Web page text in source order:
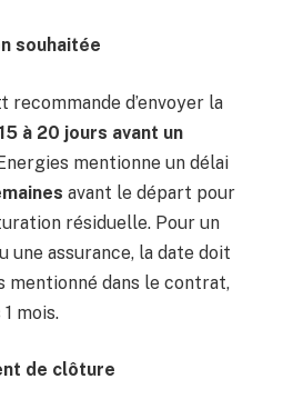
souhaitée
recommande d’envoyer la
15 à 20 jours avant un
mentionne un délai
avant le départ pour
résiduelle. Pour un
une assurance, la date doit
mentionné dans le contrat,
mois.
de clôture